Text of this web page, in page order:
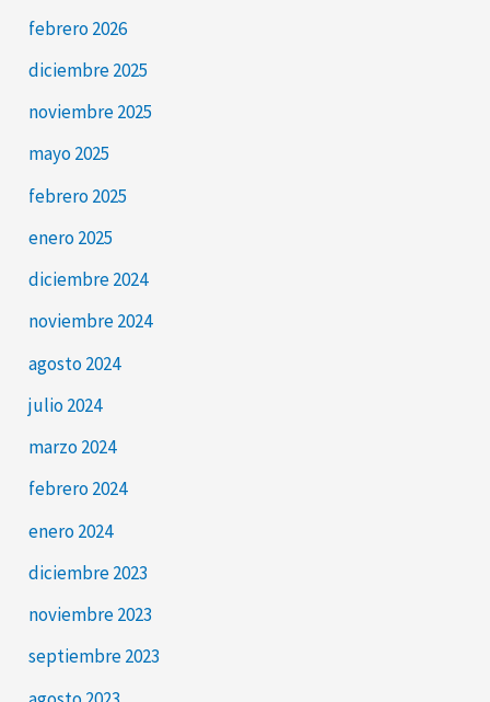
febrero 2026
diciembre 2025
noviembre 2025
mayo 2025
febrero 2025
enero 2025
diciembre 2024
noviembre 2024
agosto 2024
julio 2024
marzo 2024
febrero 2024
enero 2024
diciembre 2023
noviembre 2023
septiembre 2023